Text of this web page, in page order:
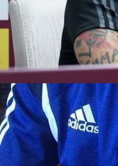
IBRO PRESADIO
nevjerojatna
Autor:
Redakcija
12:19, 03.07.2023